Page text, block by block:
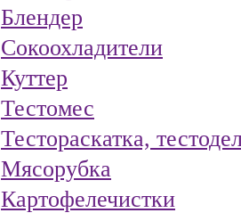
Блендер
Сокоохладители
Куттер
Тестомес
Тестораскатка,
Мясорубка
Картофелечистки